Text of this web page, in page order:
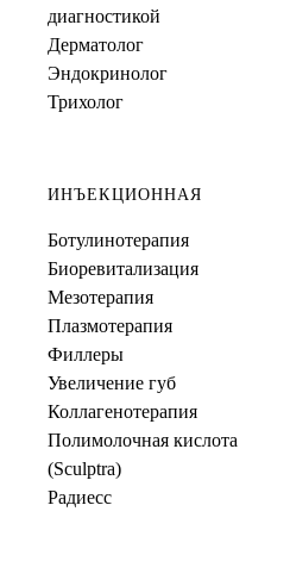
диагностикой
Дерматолог
Эндокринолог
Трихолог
ИНЪЕКЦИОННАЯ
Ботулинотерапия
Биоревитализация
Мезотерапия
Плазмотерапия
Филлеры
Увеличение губ
Коллагенотерапия
Полимолочная кислота
(Sculptra)
Радиесс